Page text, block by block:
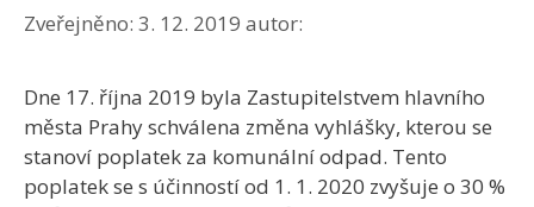
Zveřejněno: 3. 12. 2019 autor:
Dne 17. října 2019 byla Zastupitelstvem hlavního
města Prahy schválena změna vyhlášky, kterou se
stanoví poplatek za komunální odpad. Tento
poplatek se s účinností od 1. 1. 2020 zvyšuje o 30 %